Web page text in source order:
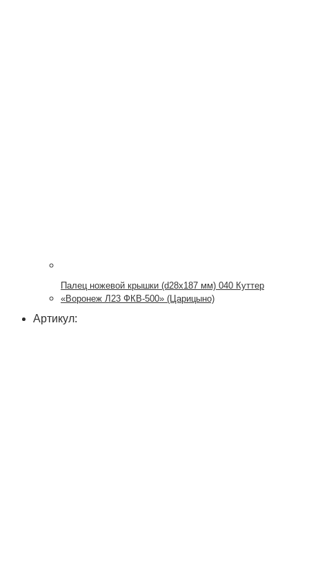
Палец ножевой крышки (d28x187 мм) 040 Куттер
«Воронеж Л23 ФКВ-500» (Царицыно)
Артикул: